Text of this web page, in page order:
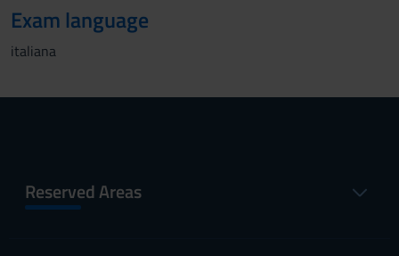
Exam language
italiana
Reserved Areas